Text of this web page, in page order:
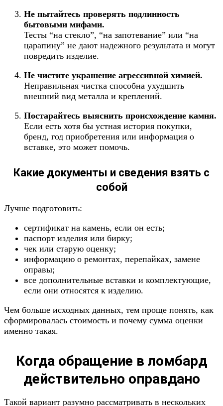
Не пытайтесь проверять подлинность
бытовыми мифами.
Тесты “на стекло”, “на запотевание” или “на
царапину” не дают надежного результата и могут
повредить изделие.
Не чистите украшение агрессивной химией.
Неправильная чистка способна ухудшить
внешний вид металла и креплений.
Постарайтесь выяснить происхождение камня.
Если есть хотя бы устная история покупки,
бренд, год приобретения или информация о
вставке, это может помочь.
Какие документы и сведения взять с
собой
Лучше подготовить:
сертификат на камень, если он есть;
паспорт изделия или бирку;
чек или старую оценку;
информацию о ремонтах, перепайках, замене
оправы;
все дополнительные вставки и комплектующие,
если они относятся к изделию.
Чем больше исходных данных, тем проще понять, как
сформировалась стоимость и почему сумма оценки
именно такая.
Когда обращение в ломбард
действительно оправдано
Такой вариант разумно рассматривать в нескольких